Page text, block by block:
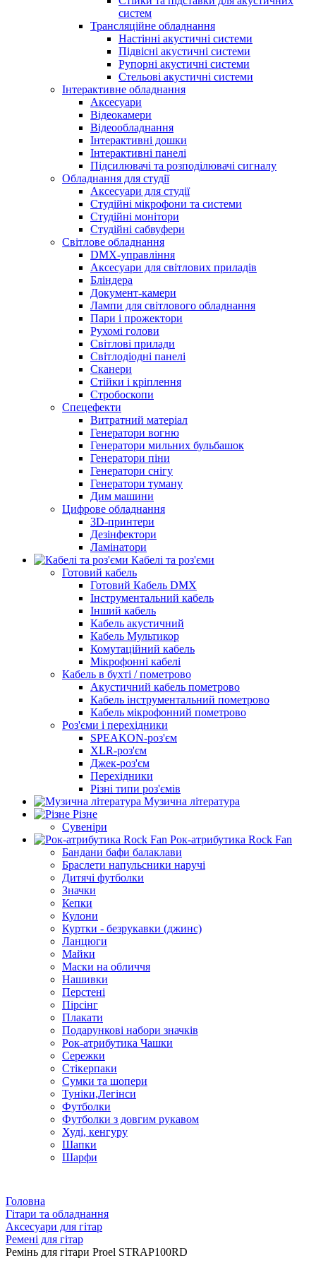
систем
Трансляційне обладнання
Настінні акустичні системи
Підвісні акустичні системи
Рупорні акустичні системи
Стельові акустичні системи
Інтерактивне обладнання
Аксесуари
Відеокамери
Відеообладнання
Інтерактивні дошки
Інтерактивні панелі
Підсилювачі та розподілювачі сигналу
Обладнання для студії
Аксесуари для студії
Студійні мікрофони та системи
Студійні монітори
Студійні сабвуфери
Світлове обладнання
DMX-управління
Аксесуари для світлових приладів
Бліндера
Документ-камери
Лампи для світлового обладнання
Пари і прожектори
Рухомі голови
Світлові прилади
Світлодіодні панелі
Сканери
Стійки і кріплення
Стробоскопи
Спецефекти
Витратний матеріал
Генератори вогню
Генератори мильних бульбашок
Генератори піни
Генератори снігу
Генератори туману
Дим машини
Цифрове обладнання
3D-принтери
Дезінфектори
Ламінатори
Кабелі та роз'єми
Готовий кабель
Готовий Кабель DMX
Інструментальний кабель
Інший кабель
Кабель акустичний
Кабель Мультикор
Комутаційний кабель
Мікрофонні кабелі
Кабель в бухті / пометрово
Акустичний кабель пометрово
Кабель інструментальний пометрово
Кабель мікрофонний пометрово
Роз'єми і перехідники
SPEAKON-роз'єм
XLR-роз'єм
Джек-роз'єм
Перехідники
Різні типи роз'ємів
Музична література
Різне
Сувеніри
Рок-атрибутика Rock Fan
Бандани бафи балаклави
Браслети напульсники наручі
Дитячі футболки
Значки
Кепки
Кулони
Куртки - безрукавки (джинс)
Ланцюги
Майки
Маски на обличчя
Нашивки
Перстені
Пірсінг
Плакати
Подарункові набори значків
Рок-атрибутика Чашки
Сережки
Стікерпаки
Сумки та шопери
Туніки,Легінси
Футболки
Футболки з довгим рукавом
Худі, кенгуру
Шапки
Шарфи
Головна
Гітари та обладнання
Аксесуари для гітар
Ремені для гітар
Ремінь для гітари Proel STRAP100RD